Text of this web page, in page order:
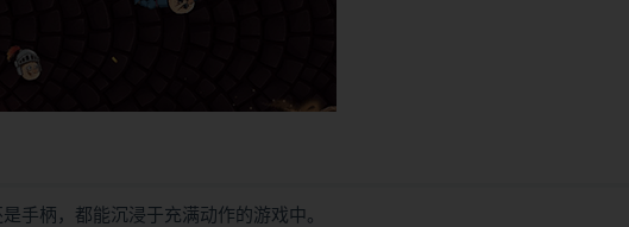
手柄，都能沉浸于充满动作的游戏中。